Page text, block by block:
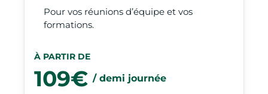
Pour vos réunions d’équipe et vos
formations.
À PARTIR DE
109€ / demi journée